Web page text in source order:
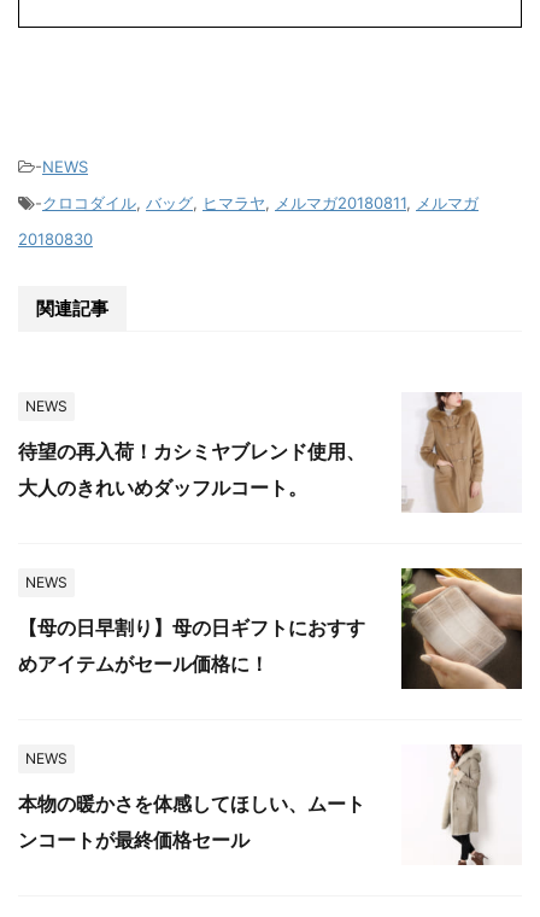
-NEWS
-クロコダイル, バッグ, ヒマラヤ, メルマガ20180811, メルマガ
20180830
関連記事
NEWS
待望の再入荷！カシミヤブレンド使用、
大人のきれいめダッフルコート。
NEWS
【母の日早割り】母の日ギフトにおすす
めアイテムがセール価格に！
NEWS
本物の暖かさを体感してほしい、ムート
ンコートが最終価格セール